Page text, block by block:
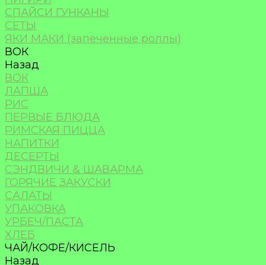
СПАЙСИ ГУНКАНЫ
СЕТЫ
ЯКИ МАКИ (запеченные роллы)
ВОК
Назад
ВОК
ЛАПША
РИС
ПЕРВЫЕ БЛЮДА
РИМСКАЯ ПИЦЦА
НАПИТКИ
ДЕСЕРТЫ
СЭНДВИЧИ & ШАВАРМА
ГОРЯЧИЕ ЗАКУСКИ
САЛАТЫ
УПАКОВКА
УРБЕЧ/ПАСТА
ХЛЕБ
ЧАЙ/КОФЕ/КИСЕЛЬ
Назад